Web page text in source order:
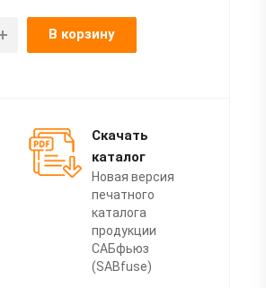
В корзину
Скачать
каталог
Новая версия
печатного
каталога
продукции
САБфьюз
(SABfuse)